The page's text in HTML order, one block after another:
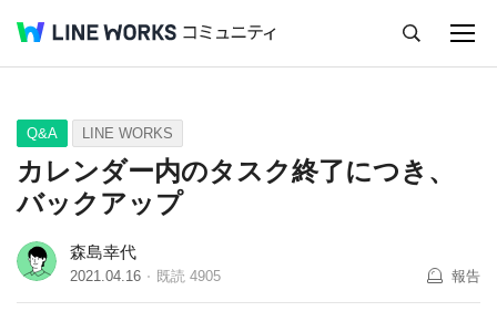
Q&A Tips Ideas
Q&A LINE WORKS
カレンダー内のタスク終了につき、
バックアップ
森島幸代
2021.04.16 既読 4905 報告